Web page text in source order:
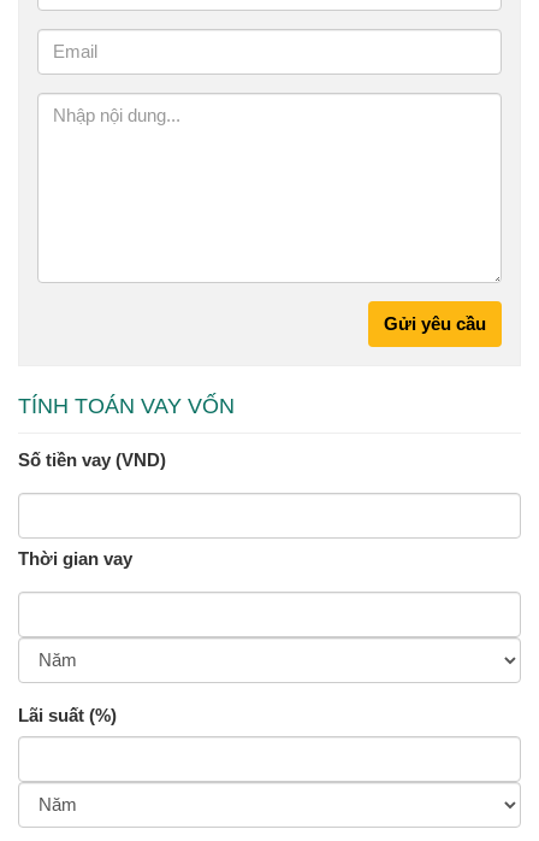
Gửi yêu cầu
TÍNH TOÁN VAY VỐN
Số tiền vay (VND)
Thời gian vay
Lãi suất (%)